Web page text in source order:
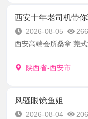
西安十年老司机带
2026-08-05
西安高端会所桑拿 莞
陕西省-西安市
风骚眼镜鱼姐
2026-08-04